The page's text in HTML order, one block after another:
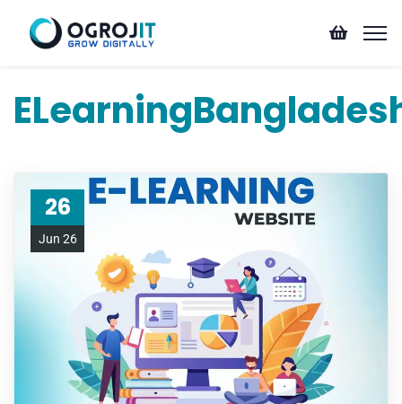
26
Jun 26